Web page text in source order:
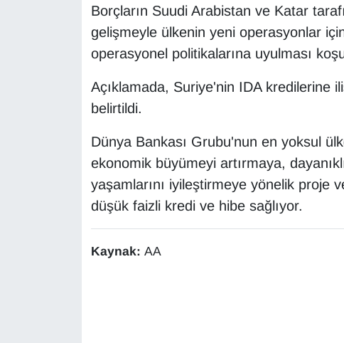
Borçların Suudi Arabistan ve Katar
gelişmeyle ülkenin yeni operasyonlar
operasyonel politikalarına uyulması
Açıklamada, Suriye'nin IDA kredilerine
belirtildi.
Dünya Bankası Grubu'nun en yoksul
ekonomik büyümeyi artırmaya,
yaşamlarını iyileştirmeye yönelik proje
düşük faizli kredi ve hibe sağlıyor.
Kaynak: AA
Kamu Alımları
Kültür & Sanat
MAGAZİN
ONE EKONOMİ